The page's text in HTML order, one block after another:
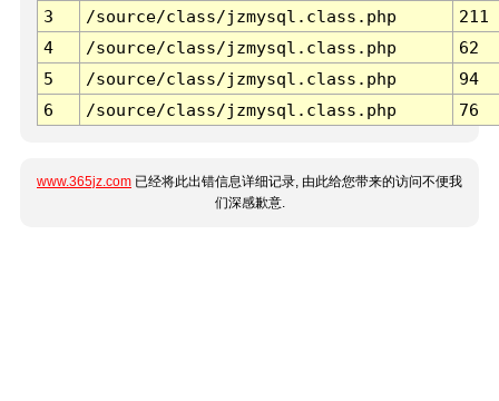
3 /source/class/jzmysql.class.php
211
4
/source/class/jzmysql.class.php
62
5
/source/class/jzmysql.class.php
94
6
/source/class/jzmysql.class.php 76
www.365jz.com 已经将此出错信息详细记录, 由此给您带来的访问不便我
们深感歉意.